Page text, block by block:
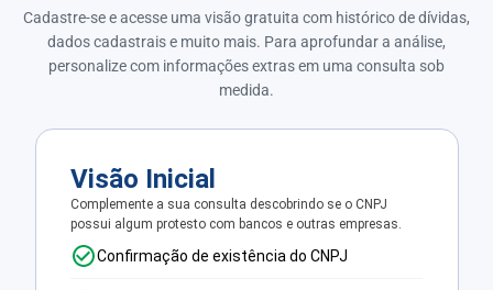
Cadastre-se e acesse uma visão gratuita com histórico de dívidas,
dados cadastrais e muito mais. Para aprofundar a análise,
personalize com informações extras em uma consulta sob
medida.
Visão Inicial
Complemente a sua consulta descobrindo se o CNPJ
possui algum protesto com bancos e outras empresas.
Confirmação de existência do CNPJ